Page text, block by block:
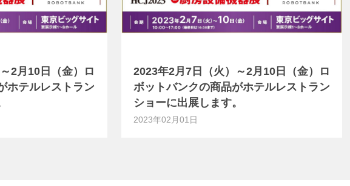
2月10日（金）ロ
ホテルレストラン
2023年2月7日（火）～2月10日（金）ロ
ボットバンクの商品がホテルレストラン
ショーに出展します。
2023年02月01日